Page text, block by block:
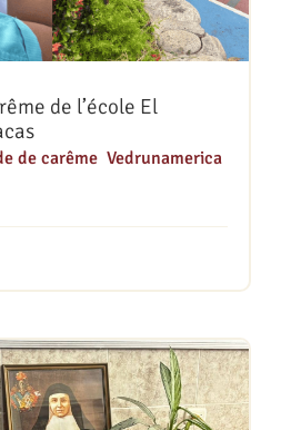
de l’école El
de carême, Vedrunamerica,